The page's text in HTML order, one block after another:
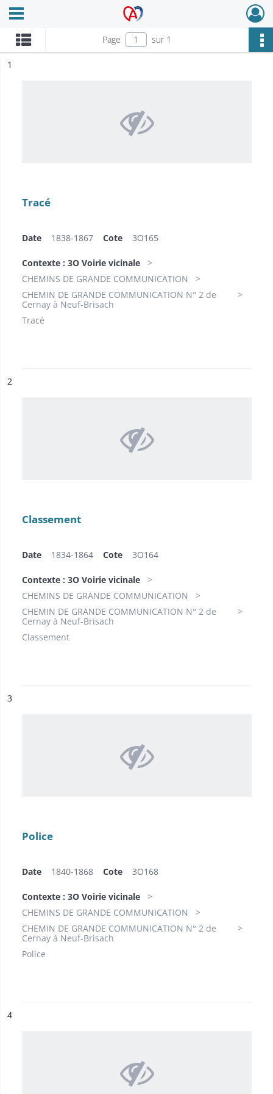
Archives Alsace - Colmar
Ouvrir le menu déroulant
Page sur 1
n°
1
Tracé
Date 1838-1867 Cote 3O165
Contexte : 3O Voirie vicinale
CHEMINS DE GRANDE COMMUNICATION
CHEMIN DE GRANDE COMMUNICATION N° 2 de
Cernay à Neuf-Brisach
Tracé
n°
2
Classement
Date 1834-1864 Cote 3O164
Contexte : 3O Voirie vicinale
CHEMINS DE GRANDE COMMUNICATION
CHEMIN DE GRANDE COMMUNICATION N° 2 de
Cernay à Neuf-Brisach
Classement
n°
3
Police
Date 1840-1868 Cote 3O168
Contexte : 3O Voirie vicinale
CHEMINS DE GRANDE COMMUNICATION
CHEMIN DE GRANDE COMMUNICATION N° 2 de
Cernay à Neuf-Brisach
Police
n°
4